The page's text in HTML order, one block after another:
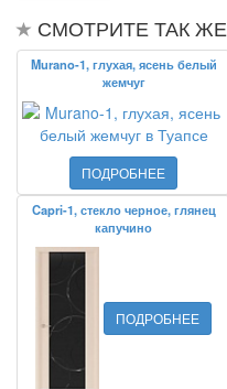
СМОТРИТЕ ТАК ЖЕ
Murano-1, глухая, ясень белый
жемчуг
ПОДРОБНЕЕ
Capri-1, стекло черное, глянец
капучино
ПОДРОБНЕЕ